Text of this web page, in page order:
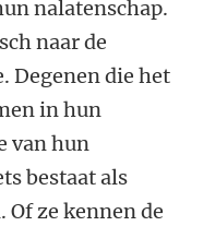
nalatenschap.
naar de
Degenen die het
in hun
van hun
bestaat als
Of ze kennen de